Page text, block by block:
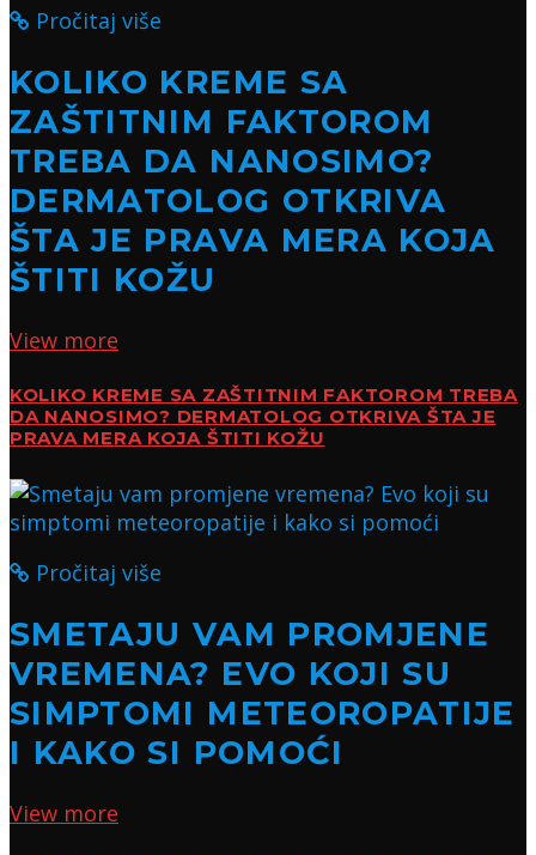
Pročitaj više
KOLIKO KREME SA
ZAŠTITNIM FAKTOROM
TREBA DA NANOSIMO?
DERMATOLOG OTKRIVA
ŠTA JE PRAVA MERA KOJA
ŠTITI KOŽU
View more
KOLIKO KREME SA ZAŠTITNIM FAKTOROM TREBA
DA NANOSIMO? DERMATOLOG OTKRIVA ŠTA JE
PRAVA MERA KOJA ŠTITI KOŽU
Pročitaj više
SMETAJU VAM PROMJENE
VREMENA? EVO KOJI SU
SIMPTOMI METEOROPATIJE
I KAKO SI POMOĆI
View more